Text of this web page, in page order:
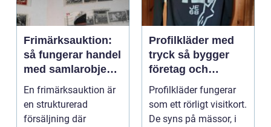
Frimärksauktion:
så fungerar handel
med samlarobjekt i
praktiken
En frimärksauktion är
en strukturerad
försäljning där
Profilkläder med
tryck så bygger
företag och
klubbar en
starkare identitet
Profilkläder fungerar
som ett rörligt visitkort.
De syns på mässor, i